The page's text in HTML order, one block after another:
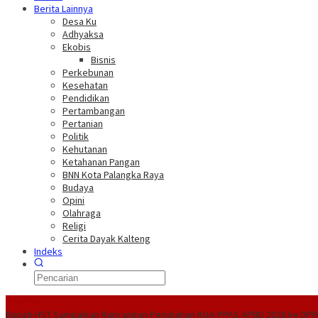
Berita Lainnya
Desa Ku
Adhyaksa
Ekobis
Bisnis
Perkebunan
Kesehatan
Pendidikan
Pertambangan
Pertanian
Politik
Kehutanan
Ketahanan Pangan
BNN Kota Palangka Raya
Budaya
Opini
Olahraga
Religi
Cerita Dayak Kalteng
Indeks
Bupati HST Sampaikan Rancangan Perubahan KUA-PPAS APBD 2026 ke